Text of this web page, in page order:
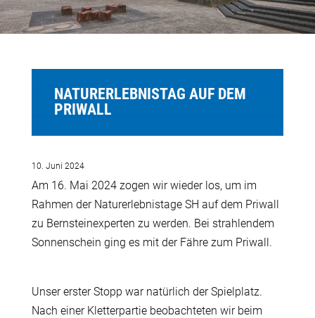
NATURERLEBNISTAG AUF DEM
PRIWALL
10. Juni 2024
Am 16. Mai 2024 zogen wir wieder los, um im
Rahmen der Naturerlebnistage SH auf dem Priwall
zu Bernsteinexperten zu werden. Bei strahlendem
Sonnenschein ging es mit der Fähre zum Priwall.
Unser erster Stopp war natürlich der Spielplatz.
Nach einer Kletterpartie beobachteten wir beim